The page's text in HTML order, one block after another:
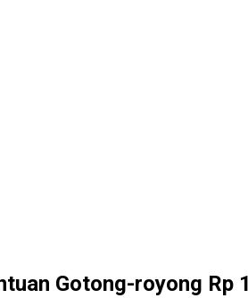
Gotong-royong